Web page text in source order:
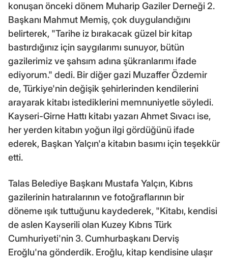
konuşan önceki dönem Muharip Gaziler Derneği 2.
Başkanı Mahmut Memiş, çok duygulandığını
belirterek, "Tarihe iz bırakacak güzel bir kitap
bastırdığınız için saygılarımı sunuyor, bütün
gazilerimiz ve şahsım adına şükranlarımı ifade
ediyorum." dedi. Bir diğer gazi Muzaffer Özdemir
de, Türkiye'nin değişik şehirlerinden kendilerini
arayarak kitabı istediklerini memnuniyetle söyledi.
Kayseri-Girne Hattı kitabı yazarı Ahmet Sıvacı ise,
her yerden kitabın yoğun ilgi gördüğünü ifade
ederek, Başkan Yalçın'a kitabın basımı için teşekkür
etti.
Talas Belediye Başkanı Mustafa Yalçın, Kıbrıs
gazilerinin hatıralarının ve fotoğraflarının bir
döneme ışık tuttuğunu kaydederek, "Kitabı, kendisi
de aslen Kayserili olan Kuzey Kıbrıs Türk
Cumhuriyeti'nin 3. Cumhurbaşkanı Derviş
Eroğlu'na gönderdik. Eroğlu, kitap kendisine ulaşır